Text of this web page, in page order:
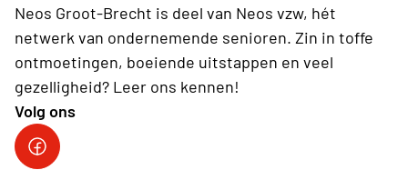
Neos Groot-Brecht is deel van Neos vzw, hét
netwerk van ondernemende senioren. Zin in toffe
ontmoetingen, boeiende uitstappen en veel
gezelligheid? Leer ons kennen!
Volg ons
Facebook Neos Groot Brecht